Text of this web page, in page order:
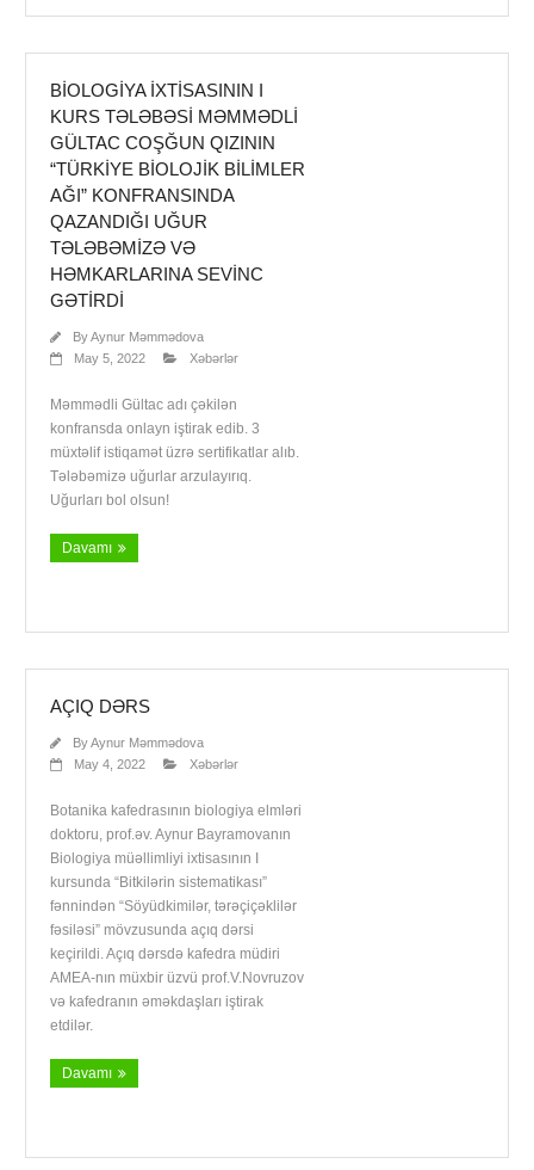
BIOLOGIYA IXTISASININ I
KURS TƏLƏBƏSI MƏMMƏDLI
GÜLTAC COŞĞUN QIZININ
“TÜRKIYE BIOLOJIK BILIMLER
AĞI” KONFRANSINDA
QAZANDIĞI UĞUR
TƏLƏBƏMIZƏ VƏ
HƏMKARLARINA SEVINC
GƏTIRDI
ByAynur Məmmədova
May 5, 2022
Xəbərlər
Məmmədli Gültac adı çəkilən
konfransda onlayn iştirak edib. 3
müxtəlif istiqamət üzrə sertifikatlar alıb.
Tələbəmizə uğurlar arzulayırıq.
Uğurları bol olsun!
Davamı
AÇIQ DƏRS
ByAynur Məmmədova
May 4, 2022
Xəbərlər
Botanika kafedrasının biologiya elmləri
doktoru, prof.əv. Aynur Bayramovanın
Biologiya müəllimliyi ixtisasının I
kursunda “Bitkilərin sistematikası”
fənnindən “Söyüdkimilər, tərəçiçəklilər
fəsiləsi” mövzusunda açıq dərsi
keçirildi. Açıq dərsdə kafedra müdiri
AMEA-nın müxbir üzvü prof.V.Novruzov
və kafedranın əməkdaşları iştirak
etdilər.
Davamı